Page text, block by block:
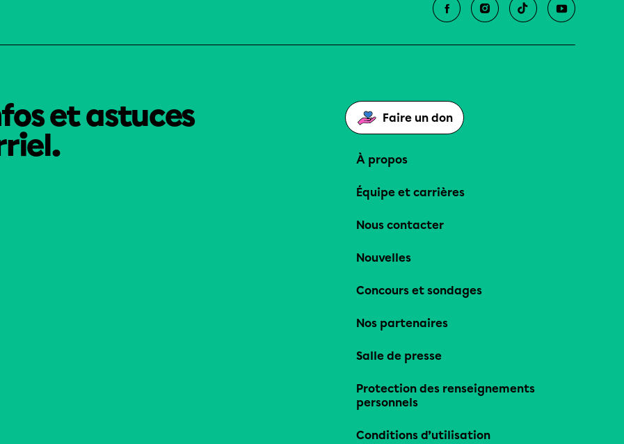
et astuces
Faire un don
À propos
Équipe et carrières
Nous contacter
Nouvelles
Concours et sondages
Nos partenaires
Salle de presse
Protection des renseignements
personnels
Conditions d’utilisation